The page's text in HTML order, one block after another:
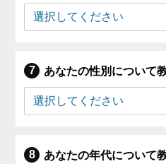
あなたの性別について
あなたの年代について